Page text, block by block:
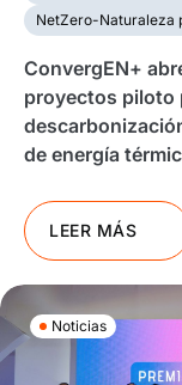
NetZero-Naturaleza
ConvergEN+
proyectos piloto
de energía
LEER MÁS
Noticias